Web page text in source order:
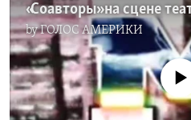
«Соавторы» на сцене
byГОЛОС АМЕРИКИ
No media source